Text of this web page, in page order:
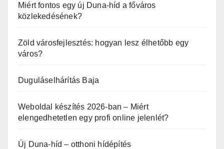
Miért fontos egy új Duna-híd a főváros
közlekedésének?
Zöld városfejlesztés: hogyan lesz élhetőbb egy
város?
Duguláselhárítás Baja
Weboldal készítés 2026-ban – Miért
elengedhetetlen egy profi online jelenlét?
Új Duna-híd – otthoni hídépítés